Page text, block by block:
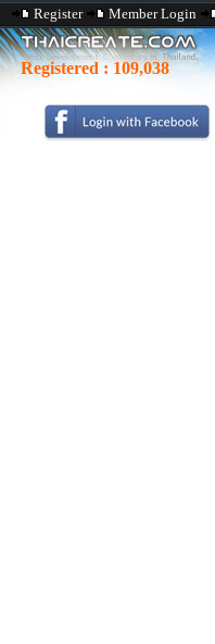
Register Member Login
Registered : 109,038